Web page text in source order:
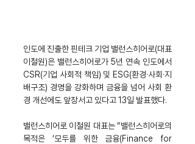
인도에 진출한 핀테크 기업 밸런스히어로(대표
이철원)은 밸런스히어로가 5년 연속 인도에서
CSR(기업 사회적 책임) 및 ESG(환경·사회·지
배구조) 경영을 강화하며 금융을 넘어 사회 환
경 개선에도 앞장서고 있다고 13일 발표했다.
밸런스히어로 이철원 대표는 “밸런스히어로의
목적은 ‘모두를 위한 금융(Finance for